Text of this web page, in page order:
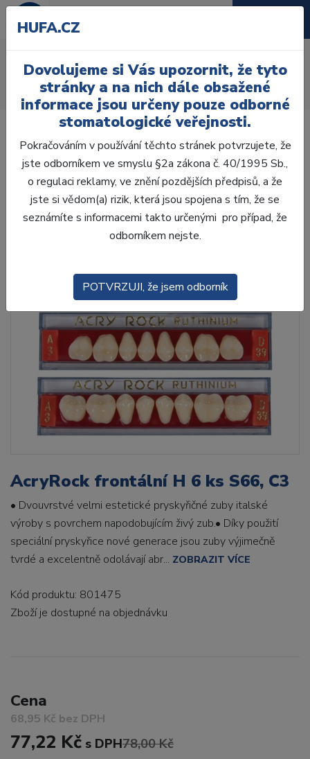
Úvod Zuby
AcryRock
AcryRock frontální H 6 ks S66, C3
AcryRock frontální H 6 ks S66, C3
• Dvouvrstvé velmi estetické pryskyřičné zuby italské
výroby s povrchem napodobujícím živý zub.• Díky použití
speciální pryskyřice nové generace jsou zuby výjimečně
tvrdé a excelentně odolávají abr... ZOBRAZIT VÍCE
Kód produktu: 801475
Zboží je dostupné na objednávku
Cena
68,95 Kč bez DPH
77,22 Kč s DPH78,00 Kč
HUFA.CZ
Dovolujeme si Vás upozornit, že tyto
stránky a na nich dále obsažené
informace jsou určeny pouze odborné
stomatologické veřejnosti.
Pokračováním v používání těchto stránek potvrzujete, že
jste odborníkem ve smyslu §2a zákona č. 40/1995 Sb.,
o regulaci reklamy, ve znění pozdějších předpisů, a že
jste si vědom(a) rizik, která jsou spojena s tím, že se
seznámíte s informacemi takto určenými pro případ, že
odborníkem nejste.
POTVRZUJI, že jsem odborník